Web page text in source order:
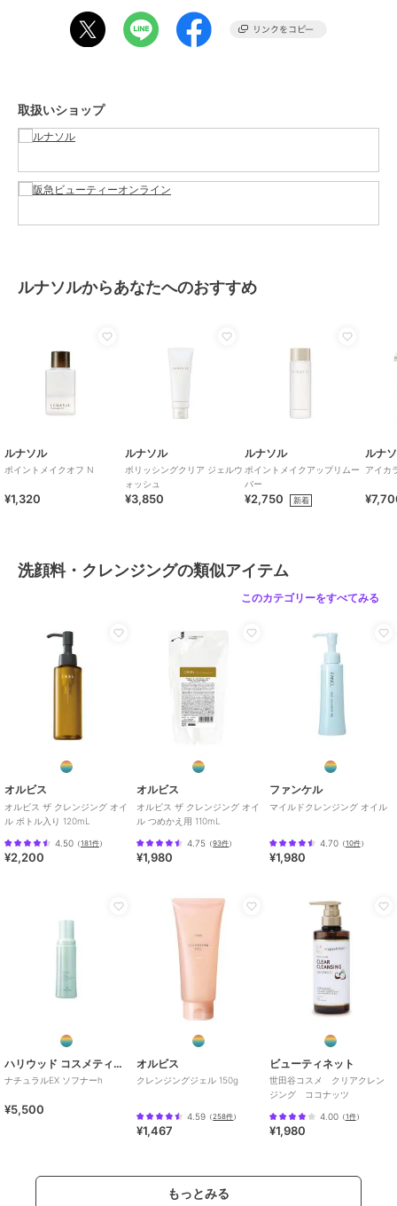
商品のお取り扱い方法
取扱いショップ
ルナソルからあなたへのおすすめ
ルナソル
ポイントメイクオフ N
¥1,320
ルナソル
ポリッシングクリア ジェルウ
ォッシュ
¥3,850
ルナソル
ポイントメイクアップリムー
バー
¥2,750 新着
ルナ
アイカ
洗顔料・クレンジングの類似アイテム
このカテゴリーをすべてみる
オルビス
オルビス ザ クレンジング オイ
ル ボトル入り 120mL
4.50 （181件）
¥2,200
オルビス
オルビス ザ クレンジング オイ
ル つめかえ用 110mL
4.75 （93件）
¥1,980
ファンケル
マイルドクレンジング オイル
4.70（10件）
¥1,980
ハリウッド コスメティクス
ナチュラルEX ソフナーh
¥5,500
オルビス
クレンジングジェル 150g
4.59 （258件）
¥1,467
ビューティネット
世田谷コスメ クリアクレン
ジング ココナッツ
4.00（1件）
¥1,980
もっとみる